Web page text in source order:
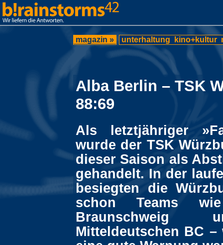
magazin » unterhaltung kino+kultur
Alba Berlin – TSK
88:69
Als letztjähriger
wurde der TSK
dieser Saison als
gehandelt. In der
besiegten die
schon Teams
Braunschweig
Mitteldeutschen BC